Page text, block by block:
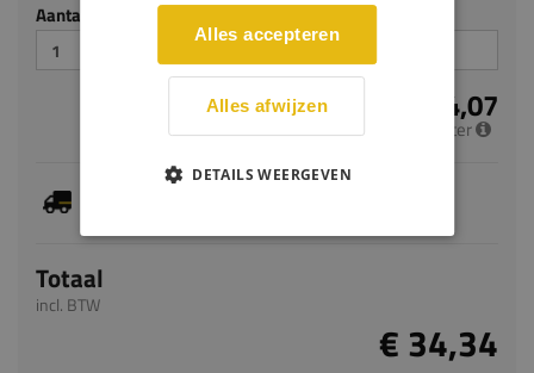
Aantal stuks
€ 14,07
per meter
Je hebt gekozen voor maatwerk, de verwachte
Totaal
incl. BTW
€ 34,34
Alles accepteren
Alles afwijzen
DETAILS WEERGEVEN